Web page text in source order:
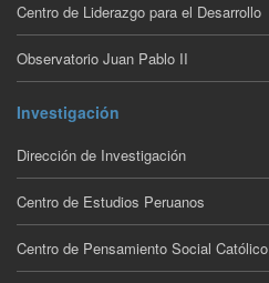
Centro de Liderazgo para el Desarrollo
Observatorio Juan Pablo II
Investigación
Dirección de Investigación
Centro de Estudios Peruanos
Centro de Pensamiento Social Católico